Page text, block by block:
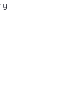
y